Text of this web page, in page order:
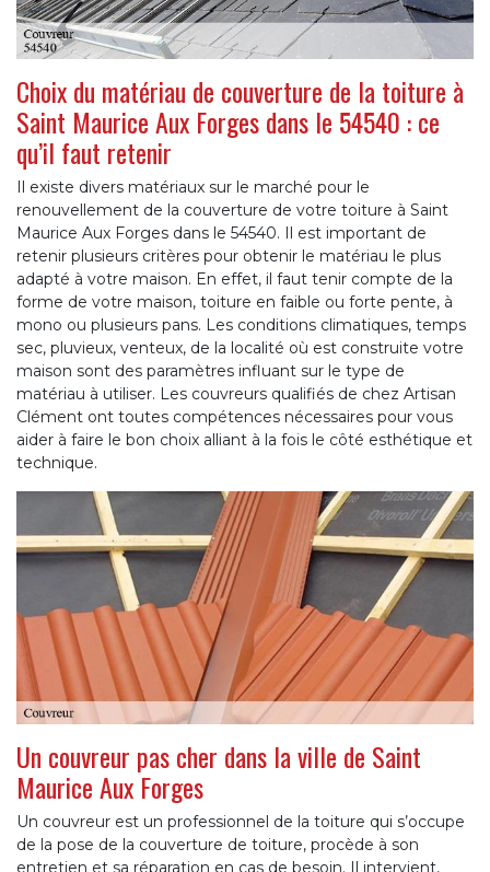
Choix du matériau de couverture de la toiture à
Saint Maurice Aux Forges dans le 54540 : ce
qu’il faut retenir
Il existe divers matériaux sur le marché pour le
renouvellement de la couverture de votre toiture à Saint
Maurice Aux Forges dans le 54540. Il est important de
retenir plusieurs critères pour obtenir le matériau le plus
adapté à votre maison. En effet, il faut tenir compte de la
forme de votre maison, toiture en faible ou forte pente, à
mono ou plusieurs pans. Les conditions climatiques, temps
sec, pluvieux, venteux, de la localité où est construite votre
maison sont des paramètres influant sur le type de
matériau à utiliser. Les couvreurs qualifiés de chez Artisan
Clément ont toutes compétences nécessaires pour vous
aider à faire le bon choix alliant à la fois le côté esthétique et
technique.
Un couvreur pas cher dans la ville de Saint
Maurice Aux Forges
Un couvreur est un professionnel de la toiture qui s’occupe
de la pose de la couverture de toiture, procède à son
entretien et sa réparation en cas de besoin. Il intervient,